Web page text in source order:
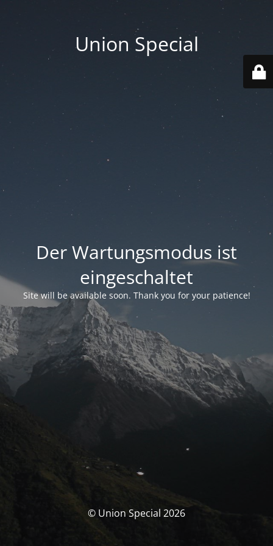
Union Special
Der Wartungsmodus ist
eingeschaltet
Site will be available soon. Thank you for your patience!
© Union Special 2026